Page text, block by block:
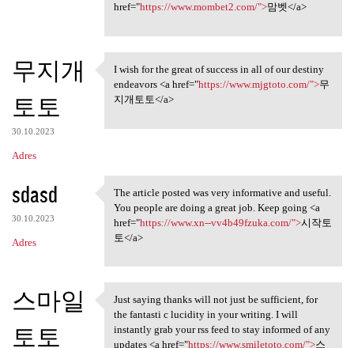
href="https://www.mombet2.com/">맘벳</a>
무지개
토토
30.10.2023
Adres
I wish for the great of
I wish for the great of success in all of our destiny
endeavors <a href="https://www.mjgtoto.com/">무
지개토토</a>
sdasd
30.10.2023
Adres
The article posted was very
The article posted was very informative and useful.
You people are doing a great job. Keep going <a
href="https://www.xn--vv4b49fzuka.com/">시작토
토</a>
스마일
토토
Just saying thanks will not
Just saying thanks will not just be sufficient, for
the fantasti c lucidity in your writing. I will
instantly grab your rss feed to stay informed of any
updates <a href="https://www.smiletoto.com/">스